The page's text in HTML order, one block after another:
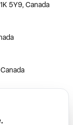
5Y9, Canada
Canada